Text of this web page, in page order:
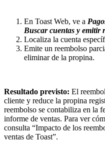
En Toast Web, ve a
Buscar cuentas y emitir
Localiza la cuenta
Emite un reembolso
eliminar de la propina.
Resultado previsto: El
cliente y reduce la propina
reembolso se contabiliza en la
informe de ventas. Para ver
consulta “Impacto de los
ventas de Toast”.